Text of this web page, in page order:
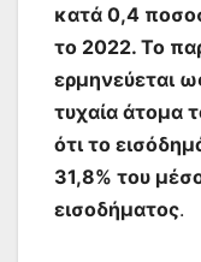
κατά 0,4
το 2022. Το
ερμηνεύεται
τυχαία άτομα
ότι το
31,8% του
εισοδήματος.